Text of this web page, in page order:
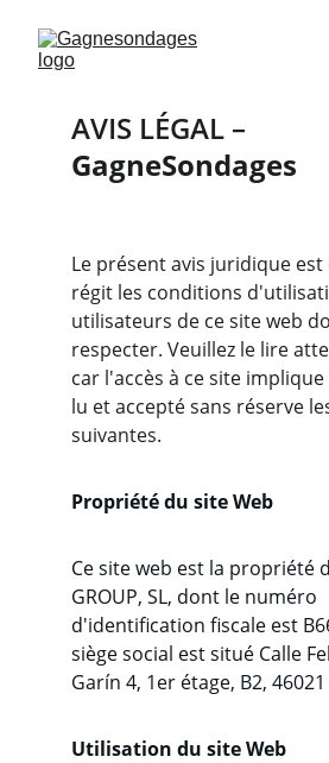
AVIS LÉGAL –
GagneSondages
Le présent avis juridique
régit les conditions
utilisateurs de ce site web
respecter. Veuillez le lire
car l'accès à ce site
lu et accepté sans réserve
suivantes.
Propriété du site Web
Ce site web est la propriété
GROUP, SL, dont le numéro
d'identification fiscale est
siège social est situé Calle
Garín 4, 1er étage, B2,
Utilisation du site Web